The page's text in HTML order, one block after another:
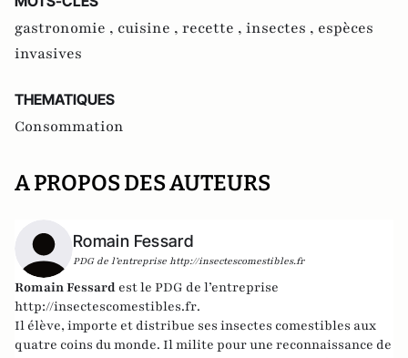
gastronomie , cuisine , recette , insectes , espèces
invasives
THEMATIQUES
Consommation
A PROPOS DES AUTEURS
Romain Fessard
PDG de l’entreprise http://insectescomestibles.fr
Romain Fessard est le PDG de l’entreprise
http://insectescomestibles.fr.
Il élève, importe et distribue ses insectes comestibles aux
quatre coins du monde. Il milite pour une reconnaissance de